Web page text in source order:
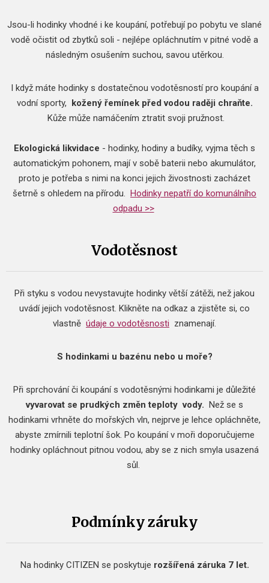
Jsou-li hodinky vhodné i ke koupání, potřebují po pobytu ve slané
vodě očistit od zbytků soli - nejlépe opláchnutím v pitné vodě a
následným osušením suchou, savou utěrkou.
I když máte hodinky s dostatečnou vodotěsností pro koupání a
vodní sporty, kožený řemínek před vodou raději chraňte.
Kůže může namáčením ztratit svoji pružnost.
Ekologická likvidace - hodinky, hodiny a budíky, vyjma těch s
automatickým pohonem, mají v sobě baterii nebo akumulátor,
proto je potřeba s nimi na konci jejich živostnosti zacházet
šetrně s ohledem na přírodu. Hodinky nepatří do komunálního
odpadu >>
Vodotěsnost
Při styku s vodou nevystavujte hodinky větší zátěži, než jakou
uvádí jejich vodotěsnost. Klikněte na odkaz a zjistěte si, co
vlastně údaje o vodotěsnosti znamenají.
S hodinkami u bazénu nebo u moře?
Při sprchování či koupání s vodotěsnými hodinkami je důležité
vyvarovat se prudkých změn teploty vody. Než se s
hodinkami vrhněte do mořských vln, nejprve je lehce opláchněte,
abyste zmírnili teplotní šok. Po koupání v moři doporučujeme
hodinky opláchnout pitnou vodou, aby se z nich smyla usazená
sůl.
Podmínky záruky
Na hodinky CITIZEN se poskytuje rozšířená záruka 7 let.